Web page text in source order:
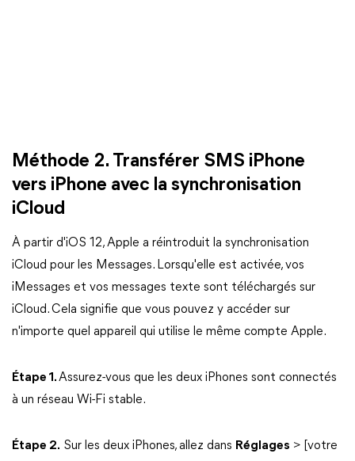
Méthode 2. Transférer SMS iPhone
vers iPhone avec la synchronisation
iCloud
À partir d'iOS 12, Apple a réintroduit la synchronisation
iCloud pour les Messages. Lorsqu'elle est activée, vos
iMessages et vos messages texte sont téléchargés sur
iCloud. Cela signifie que vous pouvez y accéder sur
n'importe quel appareil qui utilise le même compte Apple.
Étape 1.Assurez-vous que les deux iPhones sont connectés
à un réseau Wi-Fi stable.
Étape 2. Sur les deux iPhones, allez dans Réglages > [votre